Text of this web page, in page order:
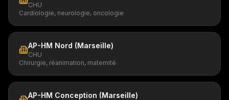
CHU
Cardiologie, neurologie, oncologie
AP-HM Nord (Marseille)
CHU
Chirurgie, réanimation, maternité
AP-HM Conception (Marseille)